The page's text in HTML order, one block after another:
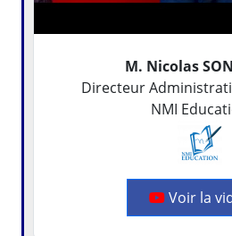
M. Nicolas
Directeur
NMI
Voir la